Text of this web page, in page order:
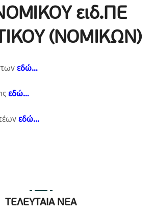
ειδ.ΠΕ
(ΝΟΜΙΚΩΝ)
εδώ…
εδώ…
εδώ…
ΤΕΛΕΥΤΑΙΑ ΝΕΑ